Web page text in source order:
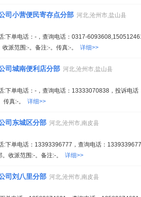
司小营便民寄存点分部 河北,沧州市,盐山县
:下单电话：-，查询电话：0317-
派范围:-。备注:-。传真:-。 详细>>
司城南便利店分部 河北,沧州市,盐山县
:下单电话：-，查询电话：13333070838，投诉电
传真:-。 详细>>
司东城区分部 河北,沧州市,南皮县
:下单电话：13393396777，查询电话：
收派范围:-。备注:-。 详细>>
司刘八里分部 河北,沧州市,南皮县